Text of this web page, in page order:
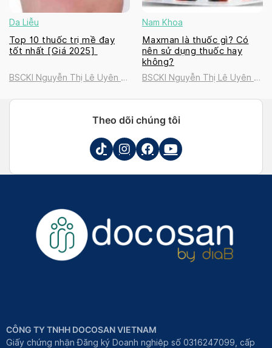
Da Liễu
Top 10 thuốc trị mề đay
tốt nhất [Giá 2025]
BSCKI Nguyễn Thị Lê Uyên |
International Clinic
Nam Khoa
Maxman là thuốc gì? Có
nên sử dụng thuốc hay
không?
BSCKI Nguyễn Thị Lê Uyên |
Theo dõi chúng tôi
CÔNG TY TNHH DOCOSAN VIETNAM
Giấy chứng nhận Đăng ký Doanh nghiệp số 0316247099, cấp